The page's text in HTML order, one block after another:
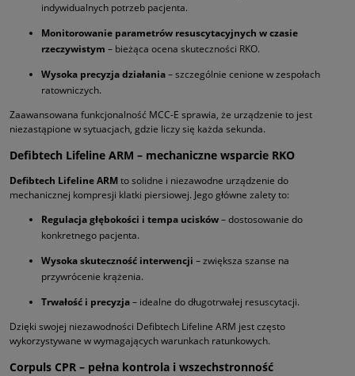
indywidualnych potrzeb pacjenta.
Monitorowanie parametrów resuscytacyjnych w czasie
rzeczywistym – bieżąca ocena skuteczności RKO.
Wysoka precyzja działania– szczególnie cenione w zespołach
ratowniczych.
Zaawansowana funkcjonalność MCC-E sprawia, że urządzenie to jest
niezastąpione w sytuacjach, gdzie liczy się każda sekunda.
Defibtech Lifeline ARM – mechaniczne wsparcie RKO
Defibtech Lifeline ARMto solidne i niezawodne urządzenie do
mechanicznej kompresji klatki piersiowej. Jego główne zalety to:
Regulacja głębokości i tempa ucisków– dostosowanie do
konkretnego pacjenta.
Wysoka skuteczność interwencji – zwiększa szanse na
przywrócenie krążenia.
Trwałość i precyzja– idealne do długotrwałej resuscytacji.
Dzięki swojej niezawodności Defibtech Lifeline ARM jest często
wykorzystywane w wymagających warunkach ratunkowych.
Corpuls CPR – pełna kontrola i wszechstronność